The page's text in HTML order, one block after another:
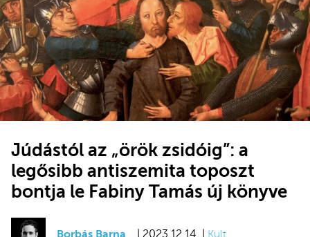
Júdástól az „örök zsidóig”: a
legősibb antiszemita toposzt
bontja le Fabiny Tamás új könyve
Borbás Barna | 2023.12.14. | Kult